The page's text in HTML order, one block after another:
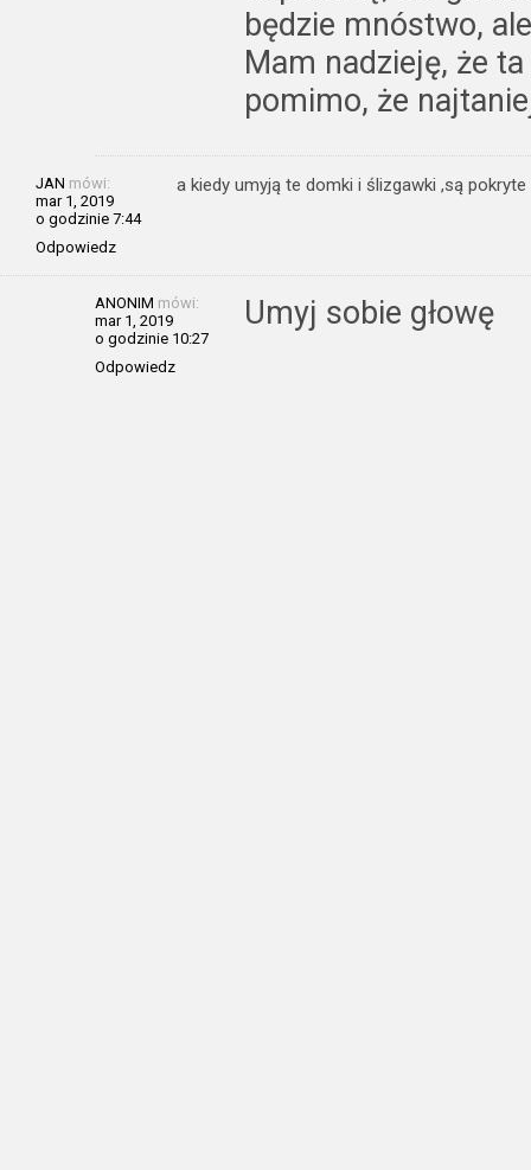
będzie mnóstwo,
Mam nadzieję, że
pomimo, że
JAN mówi:
mar 1, 2019
o godzinie 7:44
Odpowiedz
a kiedy umyją te domki i ślizgawki ,są
ANONIM mówi:
mar 1, 2019
o godzinie 10:27
Odpowiedz
Umyj sobie głowę